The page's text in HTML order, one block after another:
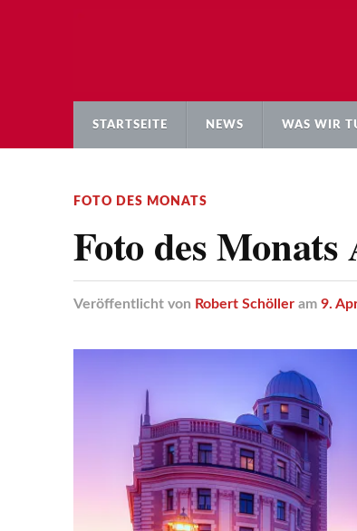
STARTSEITE NEWS WAS WIR
FOTO DES MONATS
Foto des
Veröffentlicht von Robert Schöller am 9.